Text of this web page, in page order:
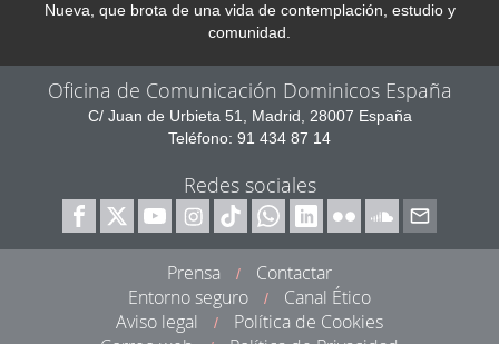
Nueva, que brota de una vida de contemplación, estudio y
comunidad.
Oficina de Comunicación Dominicos España
C/ Juan de Urbieta 51, Madrid, 28007 España
Teléfono: 91 434 87 14
Redes sociales
Prensa /
Contactar
Entorno seguro
/
Canal Ético
Aviso legal
/
Política de Cookies